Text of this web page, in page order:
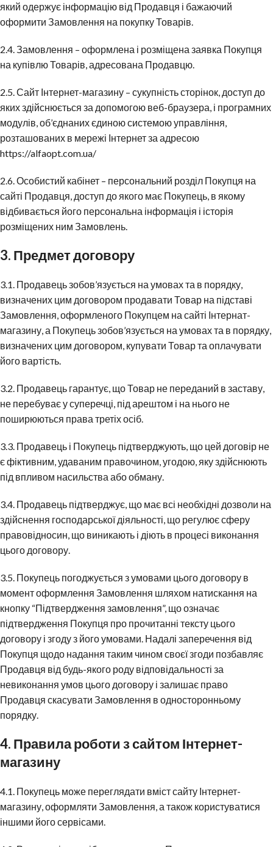
який одержує інформацію від Продавця і бажаючий
оформити Замовлення на покупку Товарів.
2.4. Замовлення – оформлена і розміщена заявка Покупця
на купівлю Товарів, адресована Продавцю.
2.5. Сайт Інтернет-магазину – сукупність сторінок, доступ до
яких здійснюється за допомогою веб-браузера, і програмних
модулів, об’єднаних єдиною системою управління,
розташованих в мережі Інтернет за адресою
https://alfaopt.com.ua/
2.6. Особистий кабінет – персональний розділ Покупця на
сайті Продавця, доступ до якого має Покупець, в якому
відбивається його персональна інформація і історія
розміщених ним Замовлень.
3. Предмет договору
3.1. Продавець зобов’язується на умовах та в порядку,
визначених цим договором продавати Товар на підставі
Замовлення, оформленого Покупцем на сайті Інтернат-
магазину, а Покупець зобов’язується на умовах та в порядку,
визначених цим договором, купувати Товар та оплачувати
його вартість.
3.2. Продавець гарантує, що Товар не переданий в заставу,
не перебуває у суперечці, під арештом і на нього не
поширюються права третіх осіб.
3.3. Продавець і Покупець підтверджують, що цей договір не
є фіктивним, удаваним правочином, угодою, яку здійснюють
під впливом насильства або обману.
3.4. Продавець підтверджує, що має всі необхідні дозволи на
здійснення господарської діяльності, що регулює сферу
правовідносин, що виникають і діють в процесі виконання
цього договору.
3.5. Покупець погоджується з умовами цього договору в
момент оформлення Замовлення шляхом натискання на
кнопку “Підтвердження замовлення”, що означає
підтвердження Покупця про прочитанні тексту цього
договору і згоду з його умовами. Надалі заперечення від
Покупця щодо надання таким чином своєї згоди позбавляє
Продавця від будь-якого роду відповідальності за
невиконання умов цього договору і залишає право
Продавця скасувати Замовлення в односторонньому
порядку.
4. Правила роботи з сайтом Інтернет-
магазину
4.1. Покупець може переглядати вміст сайту Інтернет-
магазину, оформляти Замовлення, а також користуватися
іншими його сервісами.